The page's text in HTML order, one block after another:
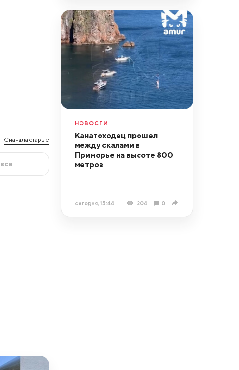
Сначала старые
НОВОСТИ
Канатоходец прошел
между скалами в
Приморье на высоте 800
метров
сегодня, 15:44 204 0